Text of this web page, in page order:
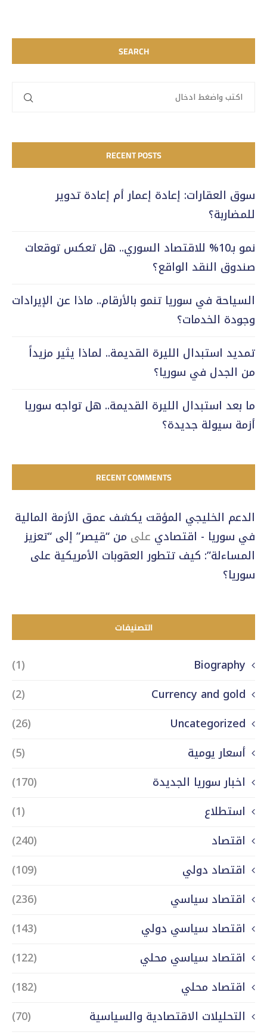
SEARCH
RECENT POSTS
سوق العقارات: إعادة إعمار أم إعادة تدوير
للمضاربة؟
نمو بـ10% للاقتصاد السوري.. هل تعكس توقعات
صندوق النقد الواقع؟
السياحة في سوريا تنمو بالأرقام.. ماذا عن الإيرادات
وجودة الخدمات؟
تمديد استبدال الليرة القديمة.. لماذا يثير مزيداً
من الجدل في سوريا؟
ما بعد استبدال الليرة القديمة.. هل تواجه سوريا
أزمة سيولة جديدة؟
RECENT COMMENTS
الدعم الخليجي المؤقت يكشف عمق الأزمة المالية
في سوريا - اقتصادي على من “قيصر” إلى “تعزيز
المساءلة”: كيف تتطور العقوبات الأمريكية على
سوريا؟
التصنيفات
Biography
(1)
Currency and gold
(2)
Uncategorized
(26)
أسعار يومية
(5)
اخبار سوريا الجديدة
(170)
استطلاع
(1)
اقتصاد
(240)
اقتصاد دولي
(109)
اقتصاد سياسي
(236)
اقتصاد سياسي دولي
(143)
اقتصاد سياسي محلي
(122)
اقتصاد محلي
(182)
التحليلات الاقتصادية والسياسية
(70)